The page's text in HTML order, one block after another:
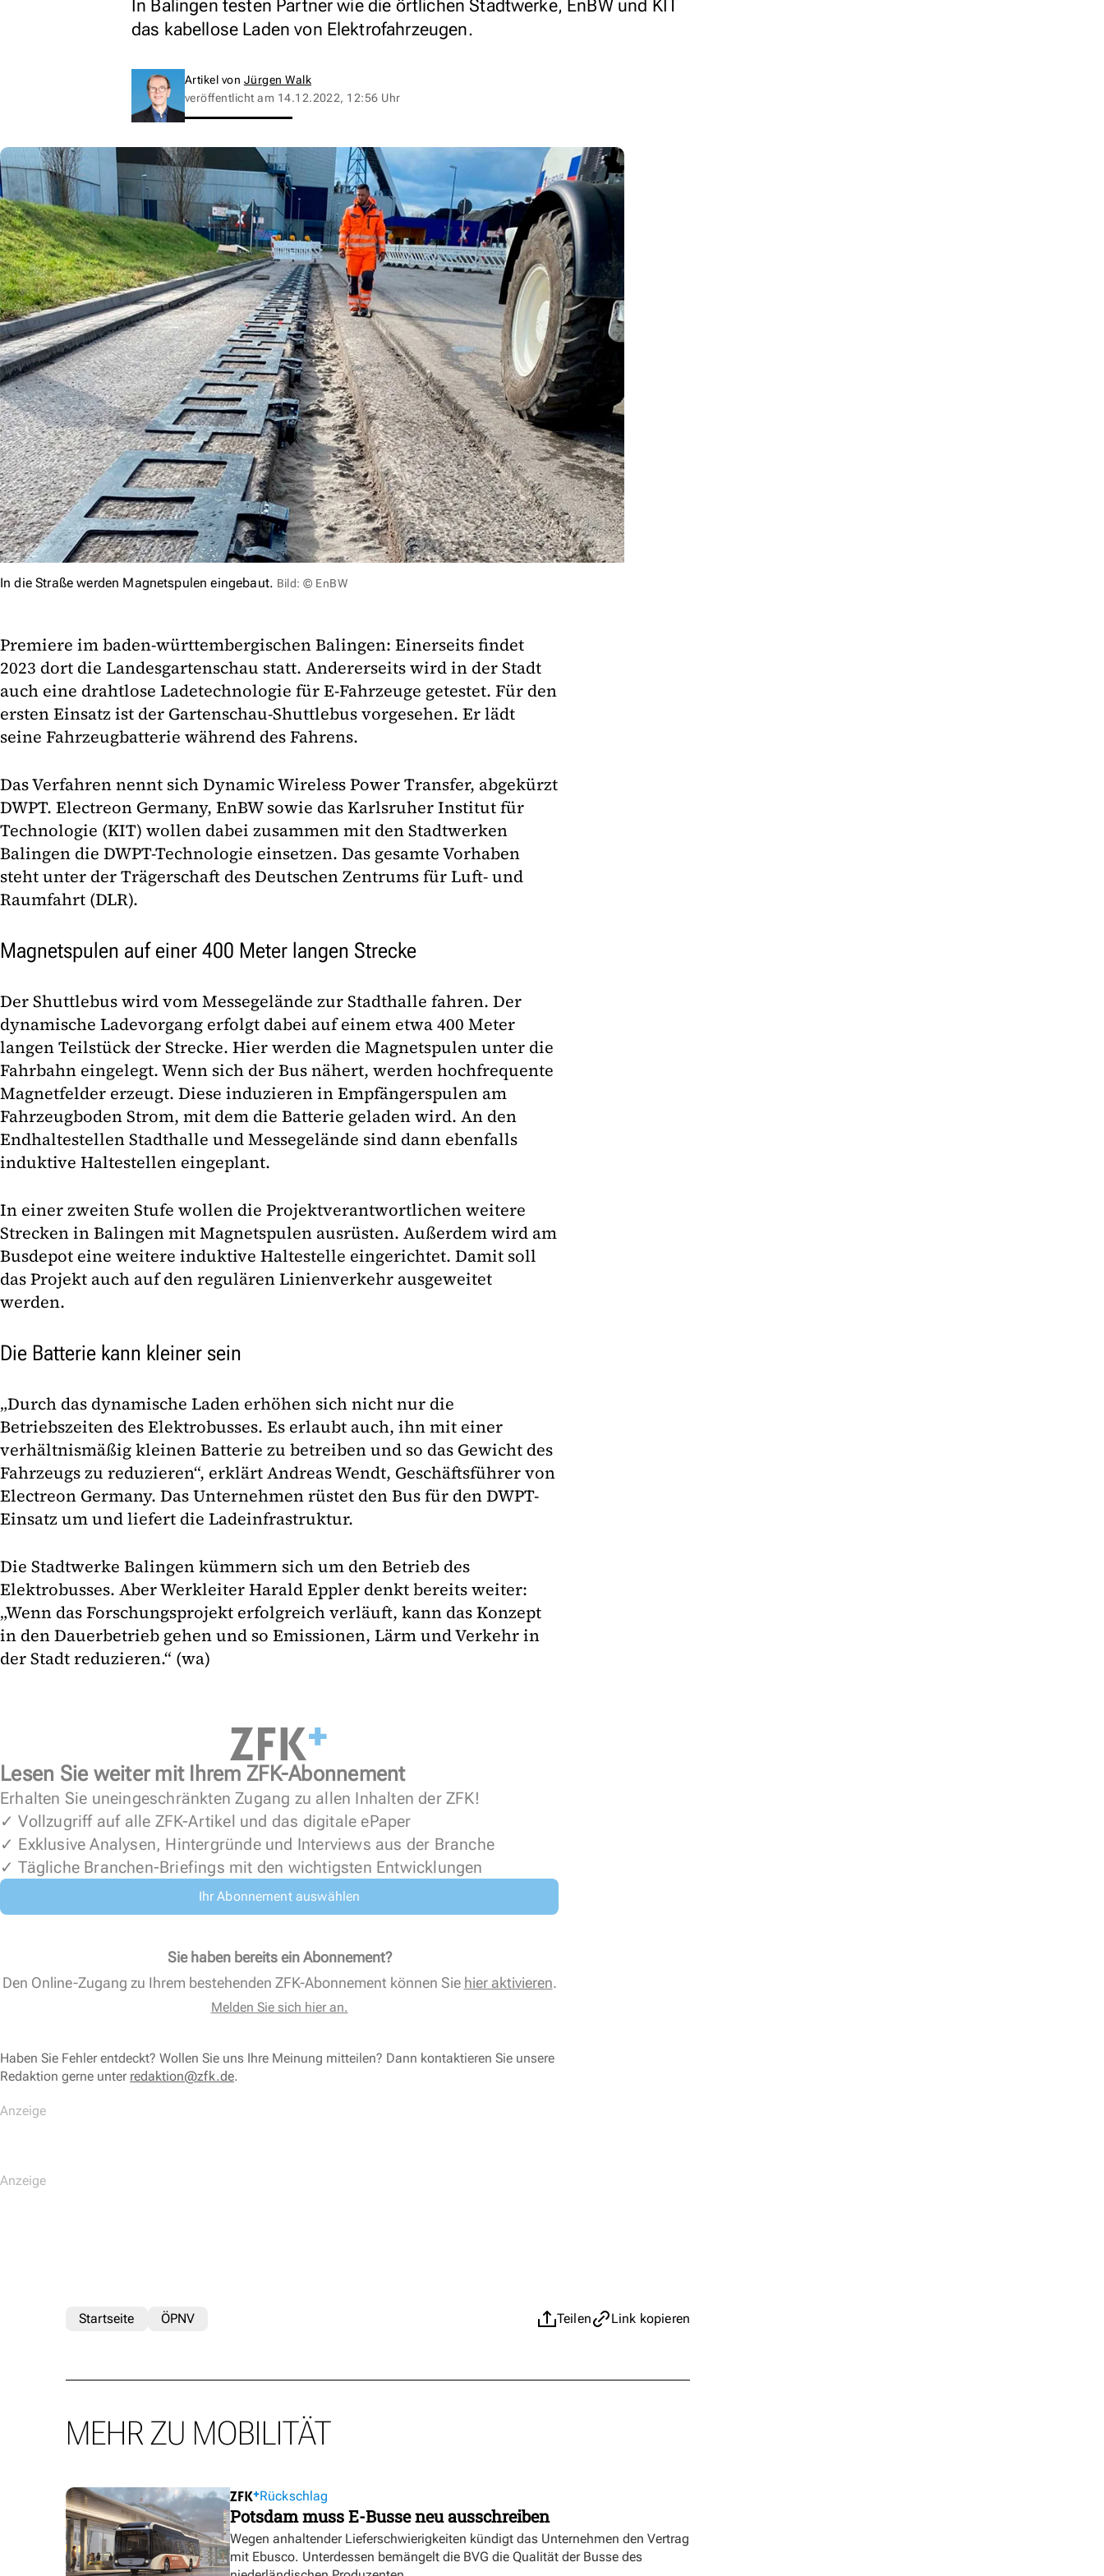
In Balingen testen Partner wie die örtlichen Stadtwerke, EnBW und KIT
das kabellose Laden von Elektrofahrzeugen.
Artikel von Jürgen Walk
veröffentlicht am 14.12.2022, 12:56 Uhr
In die Straße werden Magnetspulen eingebaut. Bild: © EnBW
Premiere im baden-württembergischen Balingen: Einerseits findet
2023 dort die Landesgartenschau statt. Andererseits wird in der Stadt
auch eine drahtlose Ladetechnologie für E-Fahrzeuge getestet. Für den
ersten Einsatz ist der Gartenschau-Shuttlebus vorgesehen. Er lädt
seine Fahrzeugbatterie während des Fahrens.
Das Verfahren nennt sich Dynamic Wireless Power Transfer, abgekürzt
DWPT. Electreon Germany, EnBW sowie das Karlsruher Institut für
Technologie (KIT) wollen dabei zusammen mit den Stadtwerken
Balingen die DWPT-Technologie einsetzen. Das gesamte Vorhaben
steht unter der Trägerschaft des Deutschen Zentrums für Luft- und
Raumfahrt (DLR).
Magnetspulen auf einer 400 Meter langen Strecke
Der Shuttlebus wird vom Messegelände zur Stadthalle fahren. Der
dynamische Ladevorgang erfolgt dabei auf einem etwa 400 Meter
langen Teilstück der Strecke. Hier werden die Magnetspulen unter die
Fahrbahn eingelegt. Wenn sich der Bus nähert, werden hochfrequente
Magnetfelder erzeugt. Diese induzieren in Empfängerspulen am
Fahrzeugboden Strom, mit dem die Batterie geladen wird. An den
Endhaltestellen Stadthalle und Messegelände sind dann ebenfalls
induktive Haltestellen eingeplant.
In einer zweiten Stufe wollen die Projektverantwortlichen weitere
Strecken in Balingen mit Magnetspulen ausrüsten. Außerdem wird am
Busdepot eine weitere induktive Haltestelle eingerichtet. Damit soll
das Projekt auch auf den regulären Linienverkehr ausgeweitet
werden.
Die Batterie kann kleiner sein
„Durch das dynamische Laden erhöhen sich nicht nur die
Betriebszeiten des Elektrobusses. Es erlaubt auch, ihn mit einer
verhältnismäßig kleinen Batterie zu betreiben und so das Gewicht des
Fahrzeugs zu reduzieren“, erklärt Andreas Wendt, Geschäftsführer von
Electreon Germany. Das Unternehmen rüstet den Bus für den DWPT-
Einsatz um und liefert die Ladeinfrastruktur.
Die Stadtwerke Balingen kümmern sich um den Betrieb des
Elektrobusses. Aber Werkleiter Harald Eppler denkt bereits weiter:
„Wenn das Forschungsprojekt erfolgreich verläuft, kann das Konzept
in den Dauerbetrieb gehen und so Emissionen, Lärm und Verkehr in
der Stadt reduzieren.“ (wa)
Lesen Sie weiter mit Ihrem ZFK-Abonnement
Erhalten Sie uneingeschränkten Zugang zu allen Inhalten der ZFK!
✓ Vollzugriff auf alle ZFK-Artikel und das digitale ePaper
✓ Exklusive Analysen, Hintergründe und Interviews aus der Branche
✓ Tägliche Branchen-Briefings mit den wichtigsten Entwicklungen
Ihr Abonnement auswählen
Sie haben bereits ein Abonnement?
Den Online-Zugang zu Ihrem bestehenden ZFK-Abonnement können Sie hier aktivieren.
Melden Sie sich hier an.
Haben Sie Fehler entdeckt? Wollen Sie uns Ihre Meinung mitteilen? Dann kontaktieren Sie unsere
Redaktion gerne unter redaktion@zfk.de.
Teilen Link kopieren
Startseite ÖPNV
MEHR ZU MOBILITÄT
Rückschlag
Potsdam muss E-Busse neu ausschreiben
Wegen anhaltender Lieferschwierigkeiten kündigt das Unternehmen den Vertrag
mit Ebusco. Unterdessen bemängelt die BVG die Qualität der Busse des